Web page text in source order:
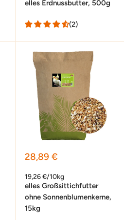
elles Erdnussbutter, 500g
(2)
Sonderpreis
28,89 €
19,26 €/10kg
elles Großsittichfutter
ohne Sonnenblumenkerne,
15kg